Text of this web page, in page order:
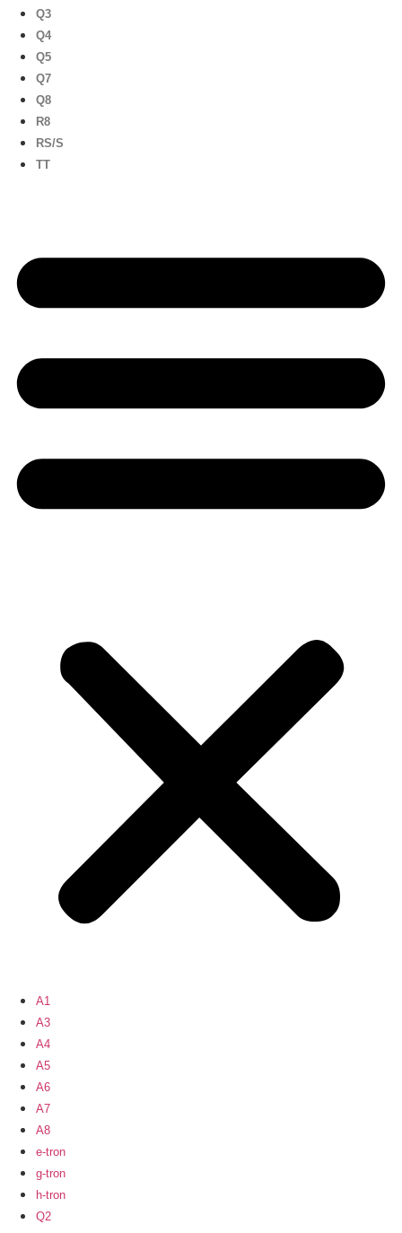
Q3
Q4
Q5
Q7
Q8
R8
RS/S
TT
A1
A3
A4
A5
A6
A7
A8
e-tron
g-tron
h-tron
Q2